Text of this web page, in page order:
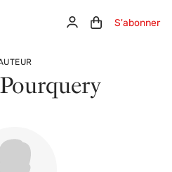
ConnexionPanier (0)
S'abonner